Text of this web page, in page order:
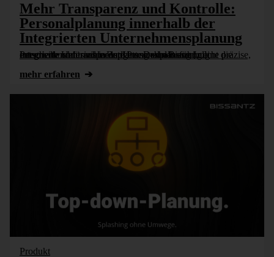
Mehr Transparenz und Kontrolle:
Personalplanung innerhalb der
Integrierten Unternehmensplanung
Personalkosten sind in der Unternehmensführung entscheidend für viele Budgets. Deshalb ermöglicht die Integrierte Unternehmensplanung von Bissantz eine präzise, integrierte und transparente Personalplanung [...]
mehr erfahren
Produkt